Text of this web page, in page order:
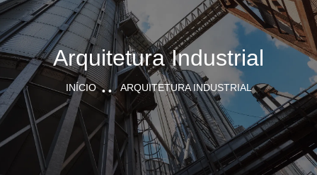
Arquitetura Industrial
INÍCIO ARQUITETURA INDUSTRIAL